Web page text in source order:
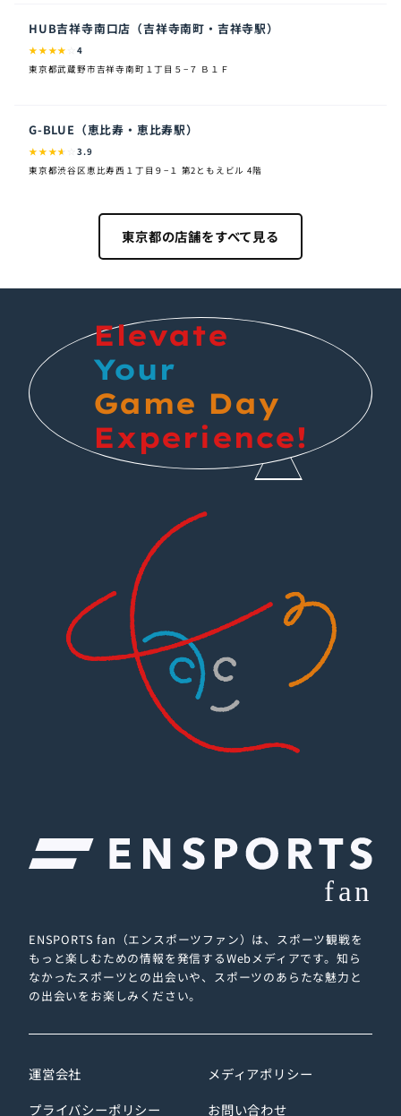
HUB吉祥寺南口店（吉祥寺南町・吉祥寺駅）
★★★★ ☆4
東京都武蔵野市吉祥寺南町１丁目５−７ Ｂ１Ｆ
G-BLUE（恵比寿・恵比寿駅）
★★★★ ☆3.9
東京都渋谷区恵比寿西１丁目９−１ 第2ともえビル 4階
東京都の店舗をすべて見る
Elevate
Your
Game Day
Experience!
ENSPORTS fan（エンスポーツファン）は、スポーツ観戦を
もっと楽しむための情報を発信するWebメディアです。 知ら
なかったスポーツとの出会いや、スポーツのあらたな魅力と
の出会いをお楽しみください。
運営会社
メディアポリシー
プライバシーポリシー
お問い合わせ